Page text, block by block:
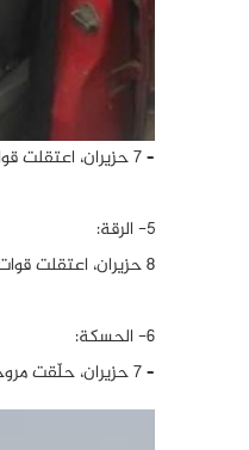
– 7 حزيران، اعتقلت قوات سوريا الديمقراطية مدعومة بقوات التحالف الأمريكي، أشخاصاً في مدينة الشحيل.
5- الرقة:
8 حزيران، اعتقلت قوات سوريا الديمقراطية أحد عناصر داعش في مدينة الرقة.
6- الحسكة:
– 7 حزيران، حلّقت مروحية روسية فوق مدينة القامشلي.